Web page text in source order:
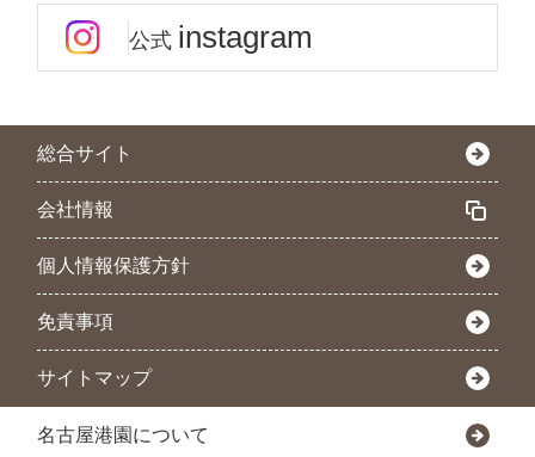
公式 instagram
総合サイト
会社情報
個人情報保護方針
免責事項
サイトマップ
名古屋港園について